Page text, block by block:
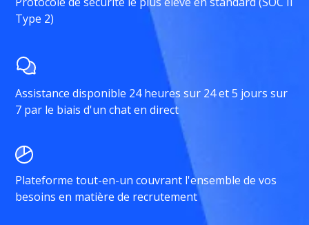
Type 2)
Assistance disponible 24 heures sur 24 et 5 jours sur
7 par le biais d'un chat en direct
Plateforme tout-en-un couvrant l'ensemble de vos
besoins en matière de recrutement